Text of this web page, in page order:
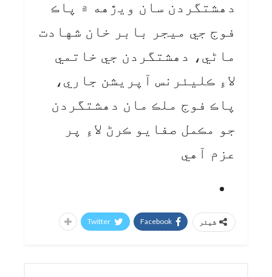
دهشتگردن سان ويڙهه ۾ پاڪ
فوج جي ميجر بابر خان شهادت
ماڻي، دهشتگردن جي خاتمي
لاءِ ڪليئرنس آپريشن جاري،
پاڪ فوج ملڪ مان دهشتگردن
جو مڪمل صفايو ڪرڻ لاءِ پر
عزم آهي
شیئر Facebook
Twitter